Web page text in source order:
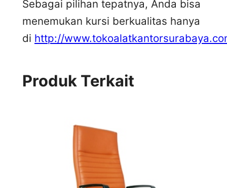
Sebagai pilihan tepatnya, Anda bisa
menemukan kursi berkualitas hanya
di http://
Produk Terkait